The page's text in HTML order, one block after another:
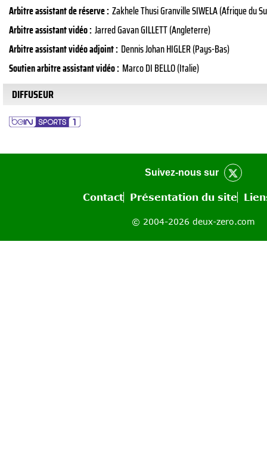
Arbitre assistant de réserve : Zakhele Thusi Granville SIWELA (Afrique du
Arbitre assistant vidéo : Jarred Gavan GILLETT (Angleterre)
Arbitre assistant vidéo adjoint : Dennis Johan HIGLER (Pays-Bas)
Soutien arbitre assistant vidéo : Marco DI BELLO (Italie)
DIFFUSEUR
Suivez-nous sur
Contact Présentation du site
© 2004-2026 deux-zero.com